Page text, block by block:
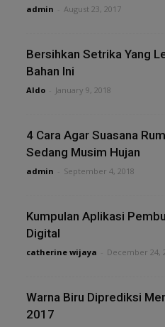
admin August 23, 2017
Bersihkan Setrika Yang
Bahan Ini
Aldo January 9, 2018
4 Cara Agar Suasana
Sedang Musim Hujan
admin September 4, 2018
Kumpulan Aplikasi
Digital
catherine wijaya December 24,
Warna Biru Diprediksi
2017